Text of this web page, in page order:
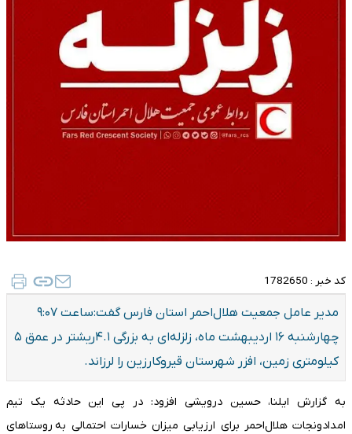
کد خبر : 1782650
مدیر عامل جمعیت هلال‌احمر استان فارس گفت:ساعت ۹:۰۷
چهارشنبه ۱۶ اردیبهشت ماه، زلزله‌ای به بزرگی ۴.۱ریشتر در عمق ۵
کیلومتری زمین، افزر شهرستان قیر‌و‌کارزین را لرزاند.
به گزارش ایلنا، حسین درویشی افزود: در پی این حادثه یک تیم
امدادونجات هلال‌احمر برای ارزیابی میزان خسارات احتمالی به روستاهای